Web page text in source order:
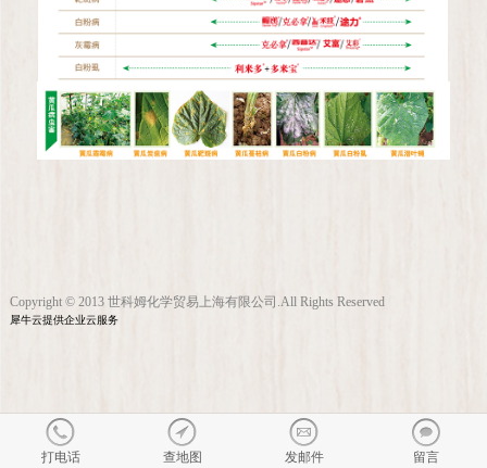
Copyright © 2013 世科姆化学贸易上海有限公司.All Rights Reserved
犀牛云提供企业云服务
打电话 查地图 发邮件 留言